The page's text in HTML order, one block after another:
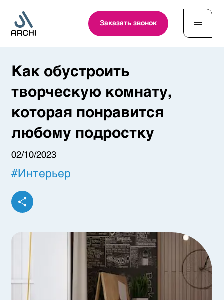
Заказать звонок
Как обустроить
творческую комнату,
которая понравится
любому подростку
02/10/2023
#Интерьер